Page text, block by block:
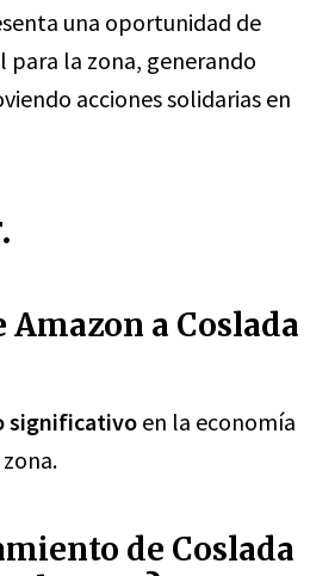
una oportunidad de
la zona, generando
acciones solidarias en
Amazon a Coslada
significativo en la economía
de Coslada